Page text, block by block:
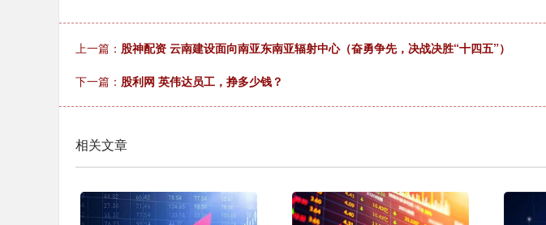
上一篇： 股神配资 云南建设面向南亚东南亚辐射中心（奋勇争先，决战决胜“十四五”）
下一篇： 股利网 英伟达员工，挣多少钱？
相关文章